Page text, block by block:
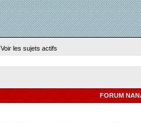
Voir les sujets actifs
FORUM